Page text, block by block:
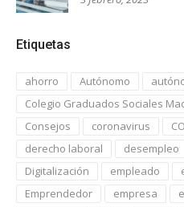
Etiquetas
ahorro Autónomo
Colegio Graduados Sociales
Consejos
coronavirus
derecho laboral
desempleo
Digitalización
empleado
Emprendedor
empresa